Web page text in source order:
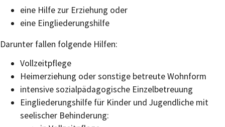
eine Hilfe zur Erziehung oder
eine Eingliederungshilfe
Darunter fallen folgende Hilfen:
Vollzeitpflege
Heimerziehung oder sonstige betreute Wohnform
intensive sozialpädagogische Einzelbetreuung
Eingliederungshilfe für Kinder und Jugendliche mit
seelischer Behinderung: